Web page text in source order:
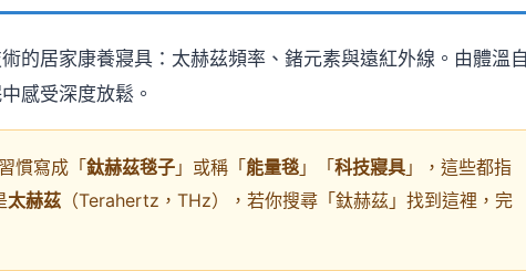
的居家康養寢具：太赫茲頻率、鍺元素與遠紅外線。由體溫
感受深度放鬆。
慣寫成「鈦赫茲毯子 」或稱「能量毯 」「科技寢具 」，這些都指
太赫茲 （Terahertz，THz），若你搜尋「鈦赫茲」找到這裡，完